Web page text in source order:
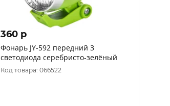
360 p
Фонарь JY-592 передний 3
светодиода серебристо-зелёный
Код товара: 066522